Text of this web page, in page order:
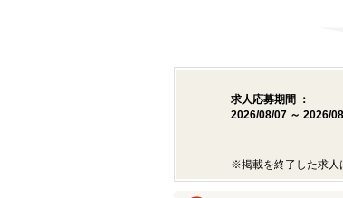
求人応募期間 ：
2026/08/07 ～ 2026/
※掲載を終了した求人